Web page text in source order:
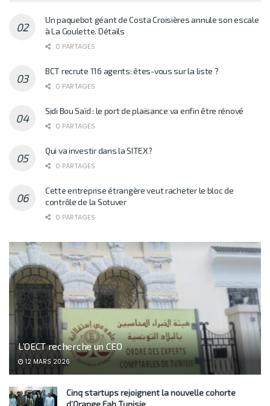
Un paquebot géant de Costa Croisières annule son escale
à La Goulette. Détails
0 PARTAGES
BCT recrute 116 agents: êtes-vous sur la liste ?
0 PARTAGES
Sidi Bou Saïd : le port de plaisance va enfin être rénové
0 PARTAGES
Qui va investir dans la SITEX?
0 PARTAGES
Cette entreprise étrangère veut racheter le bloc de
contrôle de la Sotuver
0 PARTAGES
L’OECT recherche un CEO
12 MARS 2026
Cinq startups rejoignent la nouvelle cohorte
d’Orange Fab Tunisie